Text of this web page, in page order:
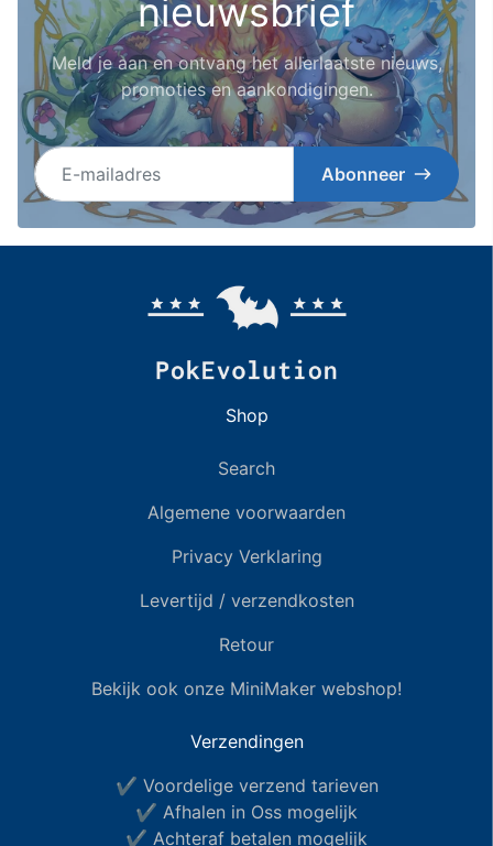
nieuwsbrief
Meld je aan en ontvang het allerlaatste nieuws,
promoties en aankondigingen.
E-mailadres
Abonneer
Shop
Search
Algemene voorwaarden
Privacy Verklaring
Levertijd / verzendkosten
Retour
Bekijk ook onze MiniMaker webshop!
Verzendingen
✔ Voordelige verzend tarieven
✔ Afhalen in Oss mogelijk
✔ Achteraf betalen mogelijk